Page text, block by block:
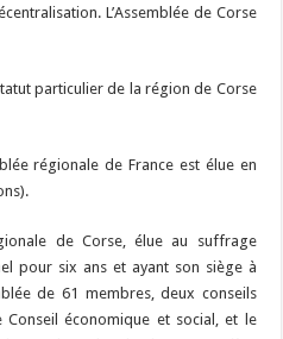
L’Assemblée de Corse
particulier de la région de Corse
régionale de France est élue en
de Corse, élue au suffrage
pour six ans et ayant son siège à
de 61 membres, deux conseils
économique et social, et le